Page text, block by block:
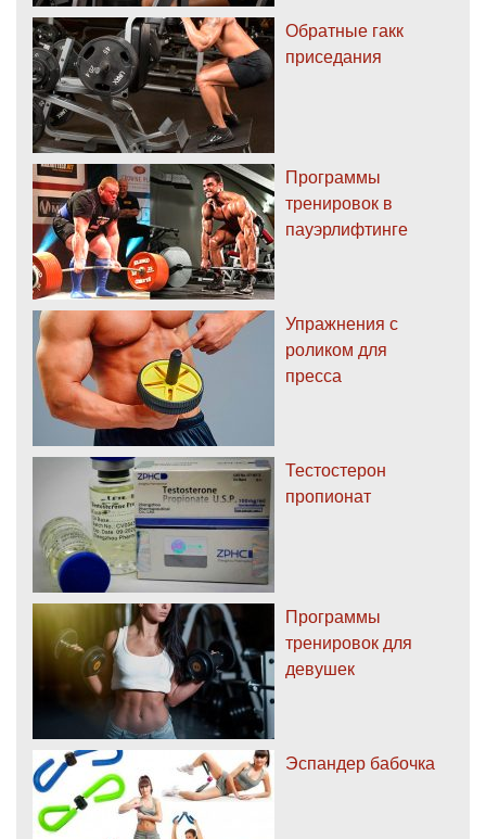
Обратные гакк
приседания
Программы
тренировок в
пауэрлифтинге
Упражнения с
роликом для
пресса
Тестостерон
пропионат
Программы
тренировок для
девушек
Эспандер бабочка